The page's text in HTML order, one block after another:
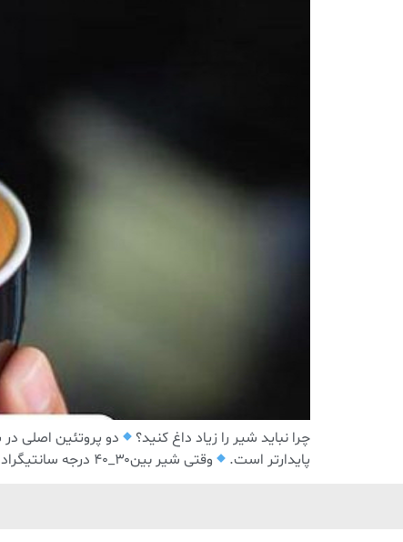
چرا نباید شیر را زیاد داغ کنید؟ دو پروتئین اصلی در
پایدارتر است.
وقتی شیر بین۳۰_۴۰ درجه سانتیگراد بخار داده شود ، ناپایدار است. این بدان معناست که فوم نازک خواهید داشت.شیر بیش از حد گرم […]